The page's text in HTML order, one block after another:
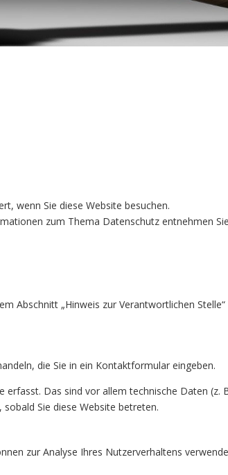
wenn Sie diese Website besuchen.
zum Thema Datenschutz entnehmen Sie
Abschnitt „Hinweis zur Verantwortlichen Stelle“
die Sie in ein Kontaktformular eingeben.
Das sind vor allem technische Daten (z.
Sie diese Website betreten.
zur Analyse Ihres Nutzerverhaltens